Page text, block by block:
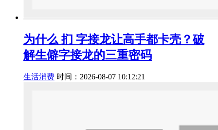
为什么 扪 字接龙让高手都卡壳？破
解生僻字接龙的三重密码
生活消费 时间：2026-08-07 10:12:21